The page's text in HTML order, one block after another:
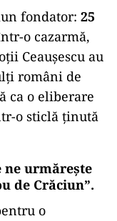
fondator: 25
o cazarmă,
Ceaușescu au
români de
ca o eliberare
o sticlă ținută
ne urmărește
de Crăciun”.
o